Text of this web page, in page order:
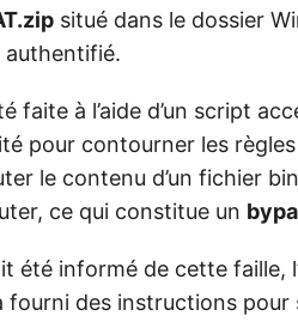
situé dans le dossier
faite à l’aide d’un script
pour contourner les règles
le contenu d’un fichier
ce qui constitue un
été informé de cette faille,
des instructions pour